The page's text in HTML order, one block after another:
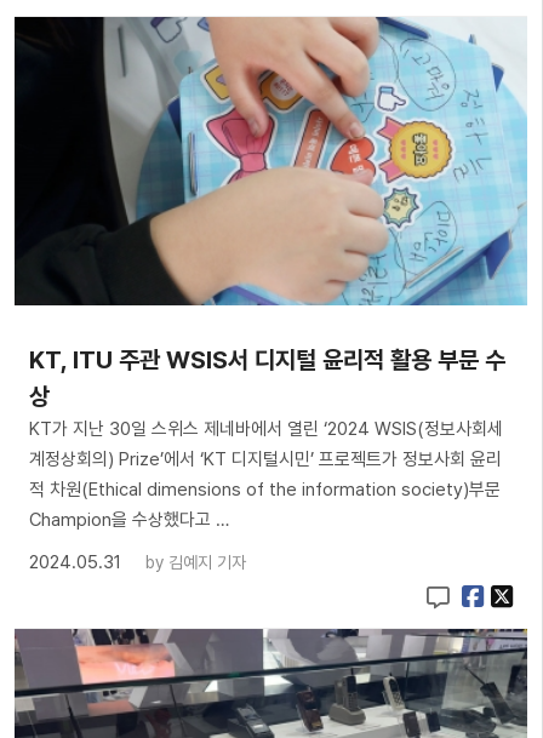
KT, ITU 주관 WSIS서 디지털 윤리적 활용 부문 수
상
KT가 지난 30일 스위스 제네바에서 열린 ‘2024 WSIS(정보사회세
계정상회의) Prize’에서 ‘KT 디지털시민’ 프로젝트가 정보사회 윤리
적 차원(Ethical dimensions of the information society)부문
Champion을 수상했다고 …
2024.05.31
by 김예지 기자